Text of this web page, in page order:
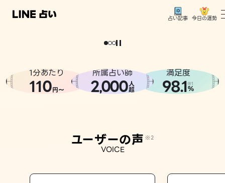
占い記事 今日の運勢
相談事例
どうせなら
。
1分あたり
110円〜
所属占い師
2,000人
超
満足度
98.1※1
%
ユーザーの声 ※2
VOICE